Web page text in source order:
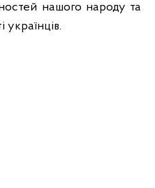
нашого народу та
українців.